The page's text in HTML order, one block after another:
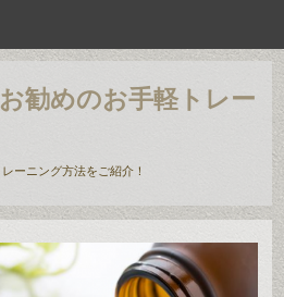
勧めのお手軽トレー
ーニング方法をご紹介！